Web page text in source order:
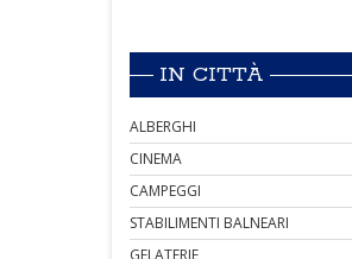
IN CITTÀ
ALBERGHI
CINEMA
CAMPEGGI
STABILIMENTI BALNEARI
GELATERIE